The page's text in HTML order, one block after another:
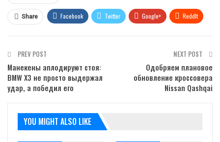
Share Facebook Twitter Google+ ReddIt
PREV POST
Манекены аплодируют стоя:
BMW X3 не просто выдержал
удар, а победил его
NEXT POST
Одобряем плановое
обновление кроссовера
Nissan Qashqai
YOU MIGHT ALSO LIKE